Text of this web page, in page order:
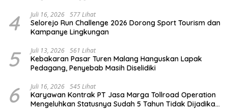
4 Juli 16, 2026 577 Lihat
Selorejo Run Challenge 2026 Dorong Sport Tourism dan
Kampanye Lingkungan
5 Juli 13, 2026 561 Lihat
Kebakaran Pasar Turen Malang Hanguskan Lapak
Pedagang, Penyebab Masih Diselidiki
6 Juli 16, 2026 545 Lihat
Karyawan Kontrak PT Jasa Marga Tollroad Operation
Mengeluhkan Statusnya Sudah 5 Tahun Tidak Dijadikan